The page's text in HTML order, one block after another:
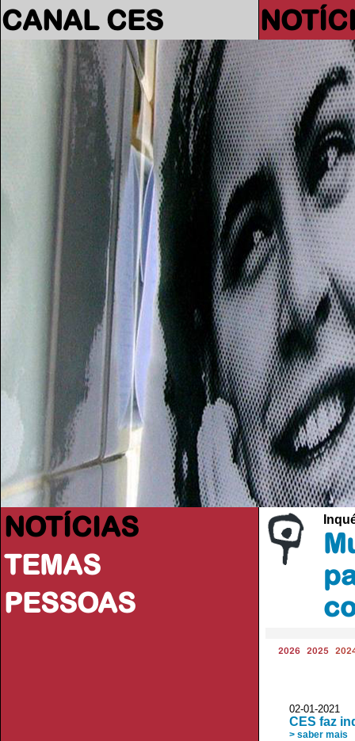
CANAL CES
NOTÍCIAS
TEMAS
PESSOAS
2026 2025
02-01-2021
CES faz
> saber mais